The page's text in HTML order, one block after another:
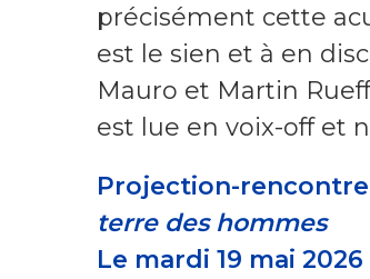
précisément cette
est le sien et à en
Mauro et Martin
est lue en voix-off et
Projection-
terre des hommes
Le mardi 19 mai